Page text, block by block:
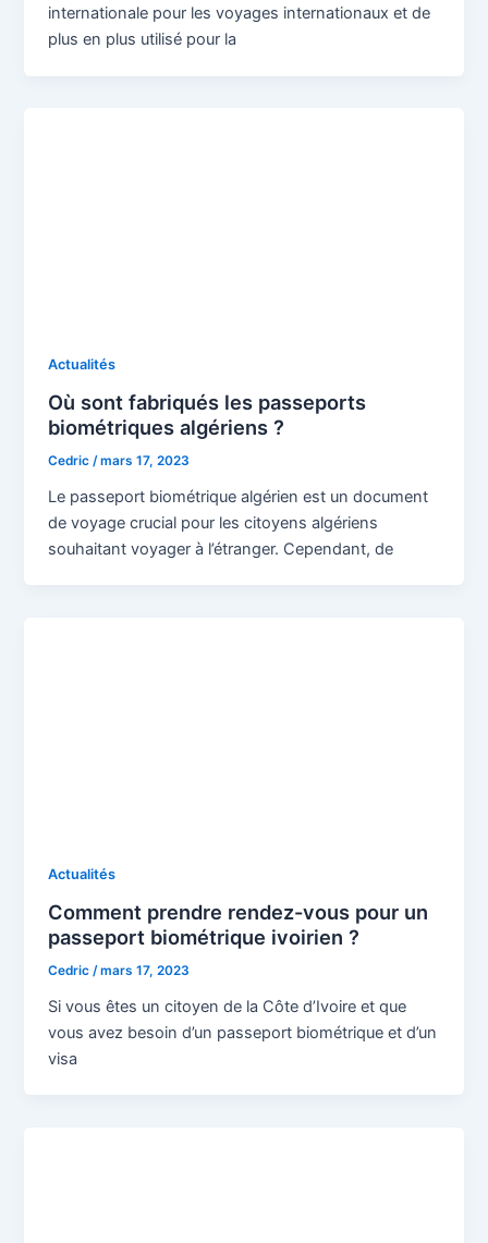
internationale pour les voyages internationaux et de
plus en plus utilisé pour la
Actualités
Où sont fabriqués les passeports
biométriques algériens ?
Cedric /mars 17, 2023
Le passeport biométrique algérien est un document
de voyage crucial pour les citoyens algériens
souhaitant voyager à l’étranger. Cependant, de
Actualités
Comment prendre rendez-vous pour un
passeport biométrique ivoirien ?
Cedric /mars 17, 2023
Si vous êtes un citoyen de la Côte d’Ivoire et que
vous avez besoin d’un passeport biométrique et d’un
visa